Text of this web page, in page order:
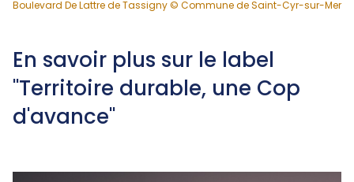
Boulevard De Lattre de Tassigny © Commune de Saint-Cyr-sur-Mer
En savoir plus sur le label
"Territoire durable, une Cop
d'avance"